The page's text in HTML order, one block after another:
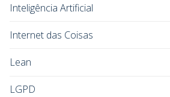
Inteligência Artificial
Internet das Coisas
Lean
LGPD